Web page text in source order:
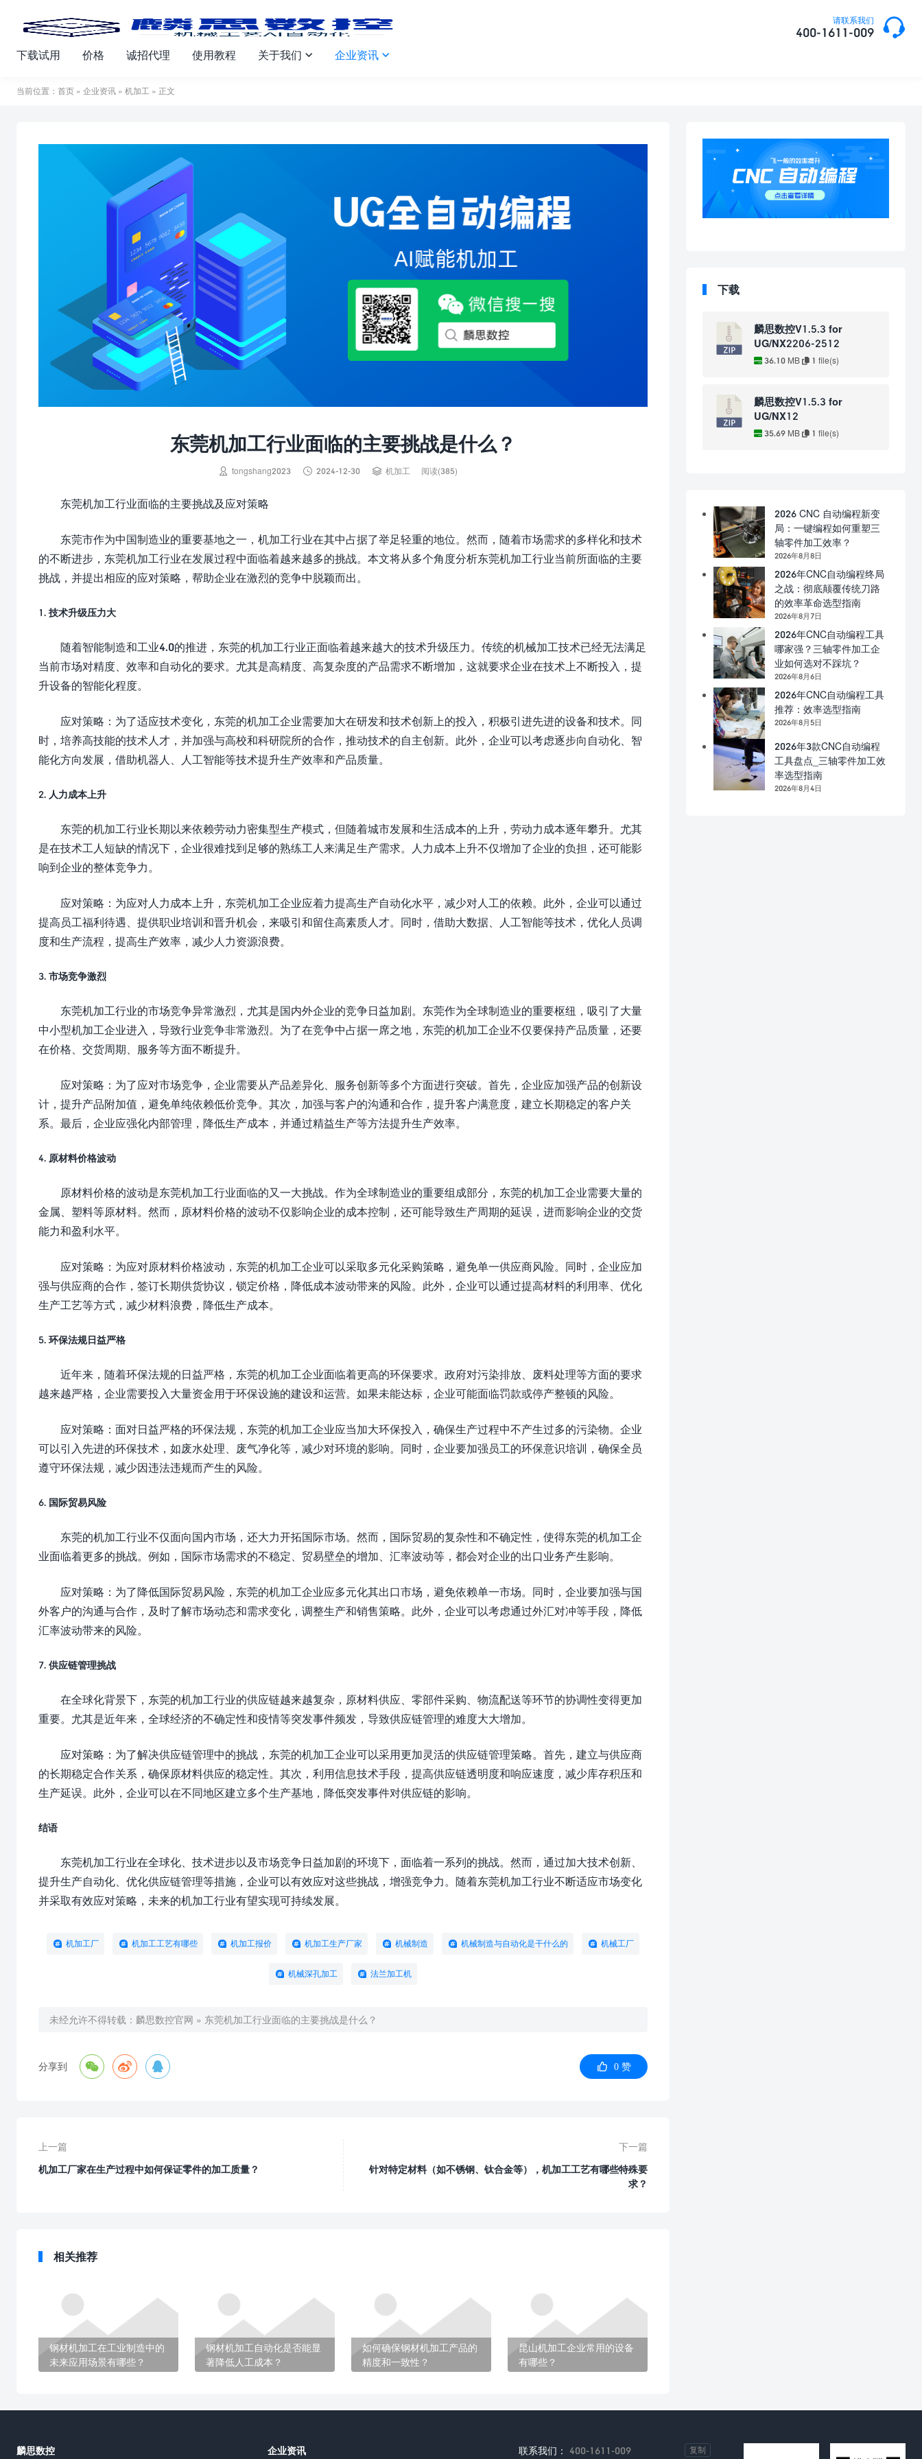
请联系我们
400-1611-009 
下载试用 价格 诚招代理 使用教程 关于我们  企业资讯 
当前位置： 首页 » 企业资讯 » 机加工 » 正文
东莞机加工行业面临的主要挑战是什么？
 tongshang2023  2024-12-30  机加工 阅读(385)
东莞机加工行业面临的主要挑战及应对策略
东莞市作为中国制造业的重要基地之一，机加工行业在其中占据了举足轻重的地位。然而，随着市场需求的多样化和技术
的不断进步，东莞机加工行业在发展过程中面临着越来越多的挑战。本文将从多个角度分析东莞机加工行业当前所面临的主要
挑战，并提出相应的应对策略，帮助企业在激烈的竞争中脱颖而出。
1. 技术升级压力大
随着智能制造和工业4.0的推进，东莞的机加工行业正面临着越来越大的技术升级压力。传统的机械加工技术已经无法满足
当前市场对精度、效率和自动化的要求。尤其是高精度、高复杂度的产品需求不断增加，这就要求企业在技术上不断投入，提
升设备的智能化程度。
应对策略：为了适应技术变化，东莞的机加工企业需要加大在研发和技术创新上的投入，积极引进先进的设备和技术。同
时，培养高技能的技术人才，并加强与高校和科研院所的合作，推动技术的自主创新。此外，企业可以考虑逐步向自动化、智
能化方向发展，借助机器人、人工智能等技术提升生产效率和产品质量。
2. 人力成本上升
东莞的机加工行业长期以来依赖劳动力密集型生产模式，但随着城市发展和生活成本的上升，劳动力成本逐年攀升。尤其
是在技术工人短缺的情况下，企业很难找到足够的熟练工人来满足生产需求。人力成本上升不仅增加了企业的负担，还可能影
响到企业的整体竞争力。
应对策略：为应对人力成本上升，东莞机加工企业应着力提高生产自动化水平，减少对人工的依赖。此外，企业可以通过
提高员工福利待遇、提供职业培训和晋升机会，来吸引和留住高素质人才。同时，借助大数据、人工智能等技术，优化人员调
度和生产流程，提高生产效率，减少人力资源浪费。
3. 市场竞争激烈
东莞机加工行业的市场竞争异常激烈，尤其是国内外企业的竞争日益加剧。东莞作为全球制造业的重要枢纽，吸引了大量
中小型机加工企业进入，导致行业竞争非常激烈。为了在竞争中占据一席之地，东莞的机加工企业不仅要保持产品质量，还要
在价格、交货周期、服务等方面不断提升。
应对策略：为了应对市场竞争，企业需要从产品差异化、服务创新等多个方面进行突破。首先，企业应加强产品的创新设
计，提升产品附加值，避免单纯依赖低价竞争。其次，加强与客户的沟通和合作，提升客户满意度，建立长期稳定的客户关
系。最后，企业应强化内部管理，降低生产成本，并通过精益生产等方法提升生产效率。
4. 原材料价格波动
原材料价格的波动是东莞机加工行业面临的又一大挑战。作为全球制造业的重要组成部分，东莞的机加工企业需要大量的
金属、塑料等原材料。然而，原材料价格的波动不仅影响企业的成本控制，还可能导致生产周期的延误，进而影响企业的交货
能力和盈利水平。
应对策略：为应对原材料价格波动，东莞的机加工企业可以采取多元化采购策略，避免单一供应商风险。同时，企业应加
强与供应商的合作，签订长期供货协议，锁定价格，降低成本波动带来的风险。此外，企业可以通过提高材料的利用率、优化
生产工艺等方式，减少材料浪费，降低生产成本。
5. 环保法规日益严格
近年来，随着环保法规的日益严格，东莞的机加工企业面临着更高的环保要求。政府对污染排放、废料处理等方面的要求
越来越严格，企业需要投入大量资金用于环保设施的建设和运营。如果未能达标，企业可能面临罚款或停产整顿的风险。
应对策略：面对日益严格的环保法规，东莞的机加工企业应当加大环保投入，确保生产过程中不产生过多的污染物。企业
可以引入先进的环保技术，如废水处理、废气净化等，减少对环境的影响。同时，企业要加强员工的环保意识培训，确保全员
遵守环保法规，减少因违法违规而产生的风险。
6. 国际贸易风险
东莞的机加工行业不仅面向国内市场，还大力开拓国际市场。然而，国际贸易的复杂性和不确定性，使得东莞的机加工企
业面临着更多的挑战。例如，国际市场需求的不稳定、贸易壁垒的增加、汇率波动等，都会对企业的出口业务产生影响。
应对策略：为了降低国际贸易风险，东莞的机加工企业应多元化其出口市场，避免依赖单一市场。同时，企业要加强与国
外客户的沟通与合作，及时了解市场动态和需求变化，调整生产和销售策略。此外，企业可以考虑通过外汇对冲等手段，降低
汇率波动带来的风险。
7. 供应链管理挑战
在全球化背景下，东莞的机加工行业的供应链越来越复杂，原材料供应、零部件采购、物流配送等环节的协调性变得更加
重要。尤其是近年来，全球经济的不确定性和疫情等突发事件频发，导致供应链管理的难度大大增加。
应对策略：为了解决供应链管理中的挑战，东莞的机加工企业可以采用更加灵活的供应链管理策略。首先，建立与供应商
的长期稳定合作关系，确保原材料供应的稳定性。其次，利用信息技术手段，提高供应链透明度和响应速度，减少库存积压和
生产延误。此外，企业可以在不同地区建立多个生产基地，降低突发事件对供应链的影响。
结语
东莞机加工行业在全球化、技术进步以及市场竞争日益加剧的环境下，面临着一系列的挑战。然而，通过加大技术创新、
提升生产自动化、优化供应链管理等措施，企业可以有效应对这些挑战，增强竞争力。随着东莞机加工行业不断适应市场变化
并采取有效应对策略，未来的机加工行业有望实现可持续发展。
机加工厂 机加工工艺有哪些 机加工报价 机加工生产厂家 机械制造 机械制造与自动化是干什么的 机械工厂
机械深孔加工 法兰加工机
未经允许不得转载： 麟思数控官网 » 东莞机加工行业面临的主要挑战是什么？
分享到     0 赞
上一篇
机加工厂家在生产过程中如何保证零件的加工质量？
下一篇
针对特定材料（如不锈钢、钛合金等），机加工工艺有哪些特殊要
求？
相关推荐
钢材机加工在工业制造中的
未来应用场景有哪些？
钢材机加工自动化是否能显
著降低人工成本？
如何确保钢材机加工产品的
精度和一致性？
昆山机加工企业常用的设备
有哪些？
下载
麟思数控V1.5.3 for
UG/NX2206-2512
36.10 MB 1 file(s)
麟思数控V1.5.3 for
UG/NX12
35.69 MB 1 file(s)
2026 CNC 自动编程新变
局：一键编程如何重塑三
轴零件加工效率？
2026年8月8日
2026年CNC自动编程终局
之战：彻底颠覆传统刀路
的效率革命选型指南
2026年8月7日
2026年CNC自动编程工具
哪家强？三轴零件加工企
业如何选对不踩坑？
2026年8月6日
2026年CNC自动编程工具
推荐：效率选型指南
2026年8月5日
2026年3款CNC自动编程
工具盘点_三轴零件加工效
率选型指南
2026年8月4日
麟思数控 企业资讯 联系我们： 400-1611-009 复制